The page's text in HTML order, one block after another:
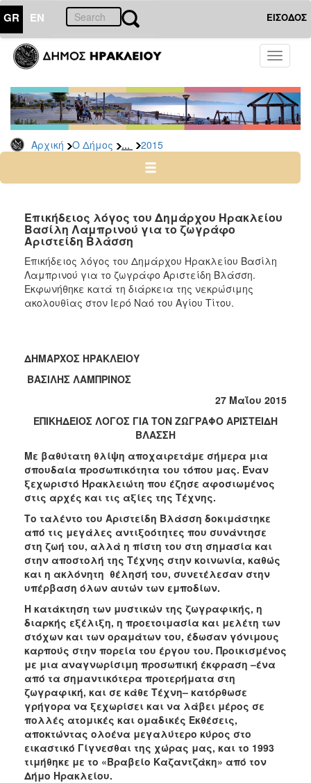
GR EN ΕΙΣΟΔΟΣ
Toggle
Αρχική Ο Δήμος ... 2015
ΔΗΜΟΣ
Δελτία
Τύπου
Αρχείο
2026
2024
2022
2021
2020
2019
2016
2015
2012
2010
2006
ΤΟΠΟΣ
ΑΝΘΕΚΤΙΚΗ
ΠΟΛΗ
Επικήδειος λόγος του Δημάρχου Ηρακλείου
Βασίλη Λαμπρινού για το ζωγράφο
Αριστείδη Βλάσση
Επικήδειος λόγος του Δημάρχου Ηρακλείου Βασίλη
Λαμπρινού για το ζωγράφο Αριστείδη Βλάσση.
Εκφωνήθηκε κατά τη διάρκεια της νεκρώσιμης
ακολουθίας στον Ιερό Ναό του Αγίου Τίτου.
ΔΗΜΑΡΧΟΣ ΗΡΑΚΛΕΙΟΥ
ΒΑΣΙΛΗΣ ΛΑΜΠΡΙΝΟΣ
27 Μαΐου 2015
ΕΠΙΚΗΔΕΙΟΣ ΛΟΓΟΣ ΓΙΑ ΤΟΝ ΖΩΓΡΑΦΟ ΑΡΙΣΤΕΙΔΗ
ΒΛΑΣΣΗ
Με βαθύτατη θλίψη αποχαιρετάμε σήμερα μια
σπουδαία προσωπικότητα του τόπου μας. Έναν
ξεχωριστό Ηρακλειώτη που έζησε αφοσιωμένος
στις αρχές και τις αξίες της Τέχνης.
Το ταλέντο του Αριστείδη Βλάσση δοκιμάστηκε
από τις μεγάλες αντιξοότητες που συνάντησε
στη ζωή του, αλλά η πίστη του στη σημασία και
στην αποστολή της Τέχνης στην κοινωνία, καθώς
και η ακλόνητη θέλησή του, συνετέλεσαν στην
υπέρβαση όλων αυτών των εμποδίων.
Η κατάκτηση των μυστικών της ζωγραφικής, η
διαρκής εξέλιξη, η προετοιμασία και μελέτη των
στόχων και των οραμάτων του, έδωσαν γόνιμους
καρπούς στην πορεία του έργου του. Προικισμένος
με μια αναγνωρίσιμη προσωπική έκφραση –ένα
από τα σημαντικότερα προτερήματα στη
ζωγραφική, και σε κάθε Τέχνη– κατόρθωσε
γρήγορα να ξεχωρίσει και να λάβει μέρος σε
πολλές ατομικές και ομαδικές Εκθέσεις,
αποκτώντας ολοένα μεγαλύτερο κύρος στο
εικαστικό Γίγνεσθαι της χώρας μας, και το 1993
τιμήθηκε με το «Βραβείο Καζαντζάκη» από τον
Δήμο Ηρακλείου.